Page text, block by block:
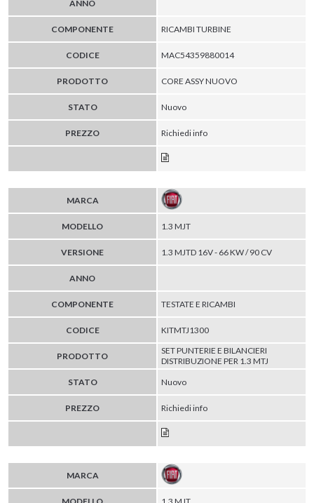
ANNO
COMPONENTE RICAMBI TURBINE
CODICE MAC54359880014
PRODOTTO CORE ASSY NUOVO
STATO Nuovo
PREZZO Richiedi info
MARCA
MODELLO 1.3 MJT
VERSIONE 1.3 MJTD 16V - 66 KW / 90 CV
ANNO
COMPONENTE TESTATE E RICAMBI
CODICE KITMTJ1300
PRODOTTO
SET PUNTERIE E BILANCIERI
DISTRIBUZIONE PER 1.3 MTJ
STATO
Nuovo
PREZZO Richiedi info
MARCA